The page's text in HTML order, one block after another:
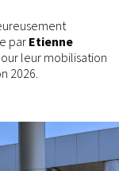
par Etienne
leur mobilisation
2026.